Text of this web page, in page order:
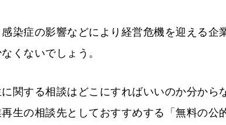
染症の影響などにより経営危機を迎える企
くないでしょう。
関する相談はどこにすればいいのか分か
生の相談先としておすすめする「無料の公